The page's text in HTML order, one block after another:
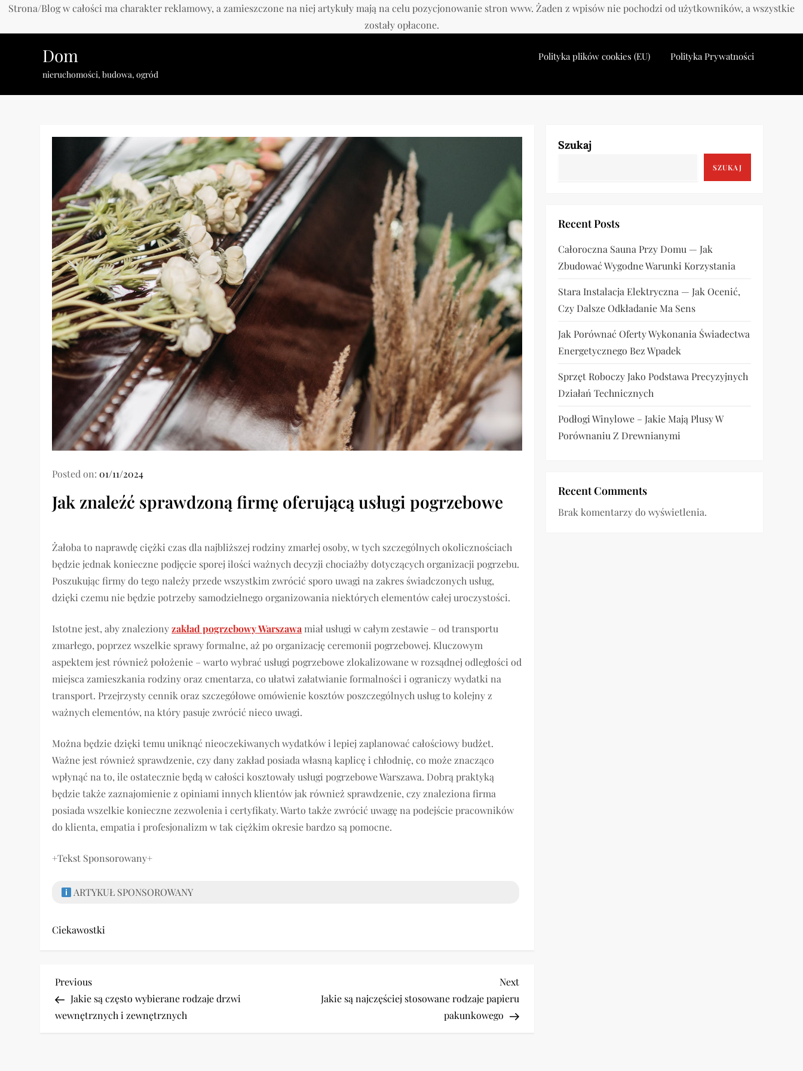
Strona/Blog w całości ma charakter reklamowy, a zamieszczone na niej artykuły mają na celu pozycjonowanie stron www. Żaden z wpisów nie pochodzi od użytkowników, a wszystkie
zostały opłacone.
Dom
nieruchomości, budowa, ogród
Polityka plików cookies (EU) Polityka Prywatności
Posted on:01/11/2024
Jak znaleźć sprawdzoną firmę oferującą usługi pogrzebowe
Żałoba to naprawdę ciężki czas dla najbliższej rodziny zmarłej osoby, w tych szczególnych okolicznościach
będzie jednak konieczne podjęcie sporej ilości ważnych decyzji chociażby dotyczących organizacji pogrzebu.
Poszukując firmy do tego należy przede wszystkim zwrócić sporo uwagi na zakres świadczonych usług,
dzięki czemu nie będzie potrzeby samodzielnego organizowania niektórych elementów całej uroczystości.
Istotne jest, aby znalezionyzakład pogrzebowy Warszawamiał usługi w całym zestawie – od transportu
zmarłego, poprzez wszelkie sprawy formalne, aż po organizację ceremonii pogrzebowej. Kluczowym
aspektem jest również położenie – warto wybrać usługi pogrzebowe zlokalizowane w rozsądnej odległości od
miejsca zamieszkania rodziny oraz cmentarza, co ułatwi załatwianie formalności i ograniczy wydatki na
transport. Przejrzysty cennik oraz szczegółowe omówienie kosztów poszczególnych usług to kolejny z
ważnych elementów, na który pasuje zwrócić nieco uwagi.
Można będzie dzięki temu uniknąć nieoczekiwanych wydatków i lepiej zaplanować całościowy budżet.
Ważne jest również sprawdzenie, czy dany zakład posiada własną kaplicę i chłodnię, co może znacząco
wpłynąć na to, ile ostatecznie będą w całości kosztowały usługi pogrzebowe Warszawa. Dobrą praktyką
będzie także zaznajomienie z opiniami innych klientów jak również sprawdzenie, czy znaleziona firma
posiada wszelkie konieczne zezwolenia i certyfikaty. Warto także zwrócić uwagę na podejście pracowników
do klienta, empatia i profesjonalizm w tak ciężkim okresie bardzo są pomocne.
+Tekst Sponsorowany+
ARTYKUŁ SPONSOROWANY
Ciekawostki
N
a
Previous
Post
Previous
Jakie są często wybierane rodzaje drzwi
wewnętrznych i zewnętrznych
Next
Post
Next
Jakie są najczęściej stosowane rodzaje papieru
pakunkowego
Szukaj
SZUKAJ
Recent Posts
Całoroczna Sauna Przy Domu — Jak
Zbudować Wygodne Warunki Korzystania
Stara Instalacja Elektryczna — Jak Ocenić,
Czy Dalsze Odkładanie Ma Sens
Jak Porównać Oferty Wykonania Świadectwa
Energetycznego Bez Wpadek
Sprzęt Roboczy Jako Podstawa Precyzyjnych
Działań Technicznych
Podłogi Winylowe – Jakie Mają Plusy W
Porównaniu Z Drewnianymi
Recent Comments
Brak komentarzy do wyświetlenia.